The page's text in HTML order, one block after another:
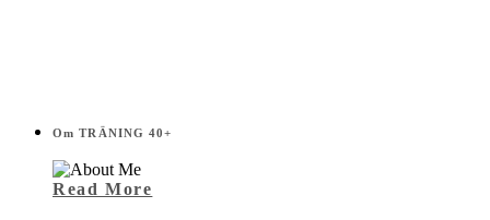
Om TRÄNING 40+
Read More